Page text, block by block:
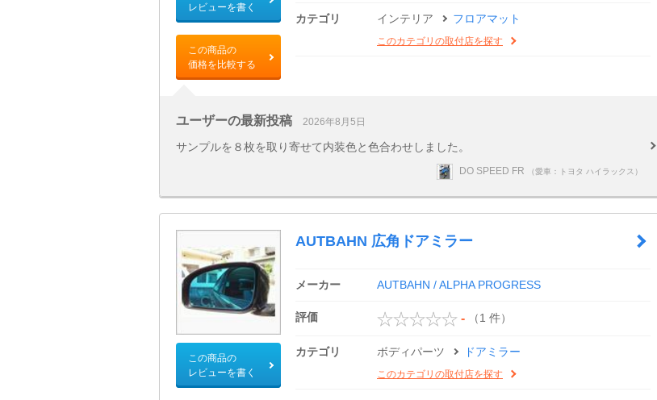
レビューを書く
この商品の
価格を比較する
カテゴリ インテリア フロアマット
このカテゴリの取付店を探す
ユーザーの最新投稿 2026年8月5日
サンプルを８枚を取り寄せて内装色と色合わせしました。
DO SPEED FR （愛車：トヨタ ハイラックス）
この商品の
レビューを書く
AUTBAHN 広角ドアミラー
メーカー AUTBAHN / ALPHA PROGRESS
評価 - （1 件）
カテゴリ ボディパーツ ドアミラー
このカテゴリの取付店を探す